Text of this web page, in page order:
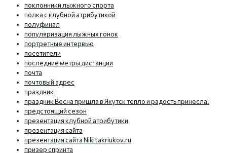
поклонники лыжного спорта
полка с клубной атрибутикой
полуфинал
популяризация лыжных гонок
портретные интервью
посетители
последние метры дистанции
почта
почтовый адрес
праздник
праздник Весна пришла в Якутск тепло и радость принесла!
предстоящий сезон
презентация клубной атрибутики
презентация сайта
презентация сайта Nikitakriukov.ru
призер спринта